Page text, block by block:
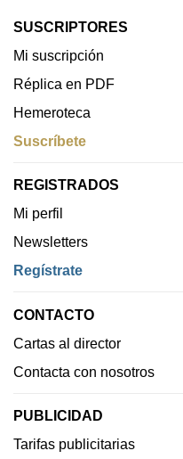
SUSCRIPTORES
Mi suscripción
Réplica en PDF
Hemeroteca
Suscríbete
REGISTRADOS
Mi perfil
Newsletters
Regístrate
CONTACTO
Cartas al director
Contacta con nosotros
PUBLICIDAD
Tarifas publicitarias